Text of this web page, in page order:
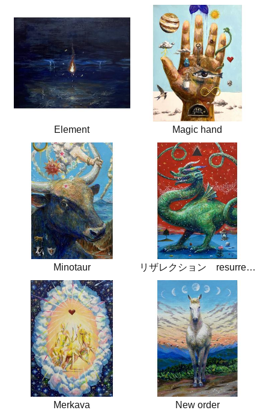
Element Magic hand
Minotaur リザレクション resurrection
Merkava New order